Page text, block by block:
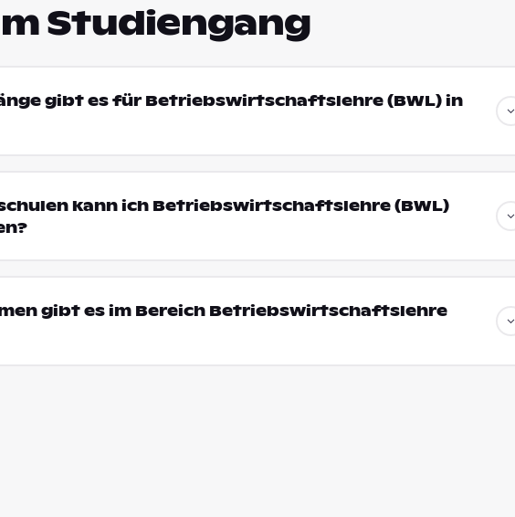
Studiengang
gibt es für Betriebswirtschaftslehre (BWL) in
kann ich Betriebswirtschaftslehre (BWL)
gibt es im Bereich Betriebswirtschaftslehre